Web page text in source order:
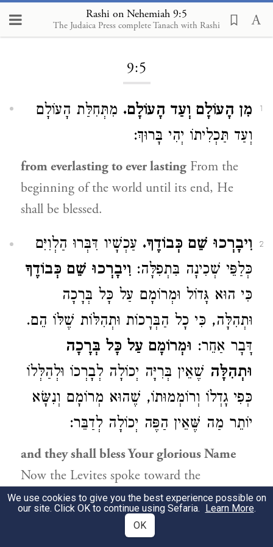
Rashi on Nehemiah 9:5
The Judaica Press complete Tanach with Rashi
Loading...
9:5
1 מִן הָעוֹלָם וְעַד הָעוֹלָם. מִתְּחִלַּת הָעוֹלָם
וְעַד תַּכְלִיתוֹ יְהִי בָּרוּךְ:
from everlasting to ever lasting From the
beginning of the world until its end, He
shall be blessed.
2 וִיבָרְכוּ שֵׁם כְּבוֹדֶךָ. עַכְשָׁיו דִּבְּרוּ הַלְוִיִּם
כְּלַפֵּי שְׁכִינָה בִּתְפִלָּה: וִיבָרְכוּ שֵׁם כְּבוֹדֶךָ
כִּי הוּא גָּדוֹל וּמְרוֹמָם עַל כָּל בְּרָכָה
וּתְהִלָּה, כִּי כָל הַבְּרָכוֹת וּתְהִלּוֹת שֶׁלּוֹ הֵם.
דָּבָר אַחֵר: וּמְרוֹמָם עַל כָּל בְּרָכָה
וּתְהִלָּה שֶׁאֵין בְּרִיָּה יְכוֹלָה לְבָרְכוֹ וּלְהַלְּלוֹ
כְּפִי גָדְלוֹ וְרוֹמְמוּתוֹ, שֶׁהוּא מְרוֹמָם וְנִשָּׂא
יוֹתֵר מַה שֶּׁאֵין הַפֶּה יְכוֹלָה לְדַבֵּר:
and they shall bless Your glorious Name
Now the Levites spoke toward the
Shechinah in prayer, for He is great and
exalted over every blessing and praise, for
all the blessings and praises are His.
We use cookies to give you the best experience possible on
our site. Click OK to continue using Sefaria. Learn More.
OK